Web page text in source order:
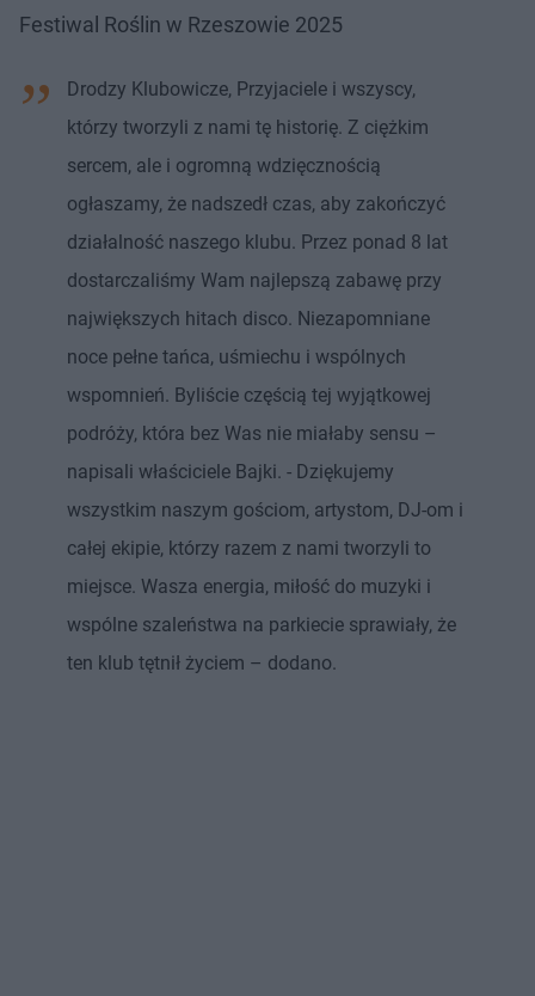
Festiwal Roślin w Rzeszowie 2025
Drodzy Klubowicze, Przyjaciele i wszyscy,
którzy tworzyli z nami tę historię. Z ciężkim
sercem, ale i ogromną wdzięcznością
ogłaszamy, że nadszedł czas, aby zakończyć
działalność naszego klubu. Przez ponad 8 lat
dostarczaliśmy Wam najlepszą zabawę przy
największych hitach disco. Niezapomniane
noce pełne tańca, uśmiechu i wspólnych
wspomnień. Byliście częścią tej wyjątkowej
podróży, która bez Was nie miałaby sensu –
napisali właściciele Bajki. - Dziękujemy
wszystkim naszym gościom, artystom, DJ-om i
całej ekipie, którzy razem z nami tworzyli to
miejsce. Wasza energia, miłość do muzyki i
wspólne szaleństwa na parkiecie sprawiały, że
ten klub tętnił życiem – dodano.